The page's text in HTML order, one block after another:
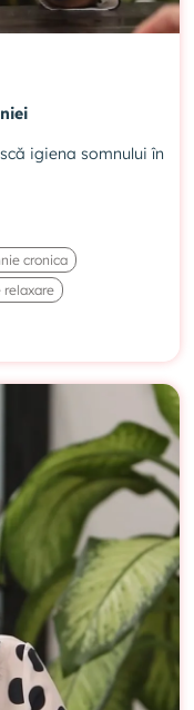
igiena somnului în
cronica